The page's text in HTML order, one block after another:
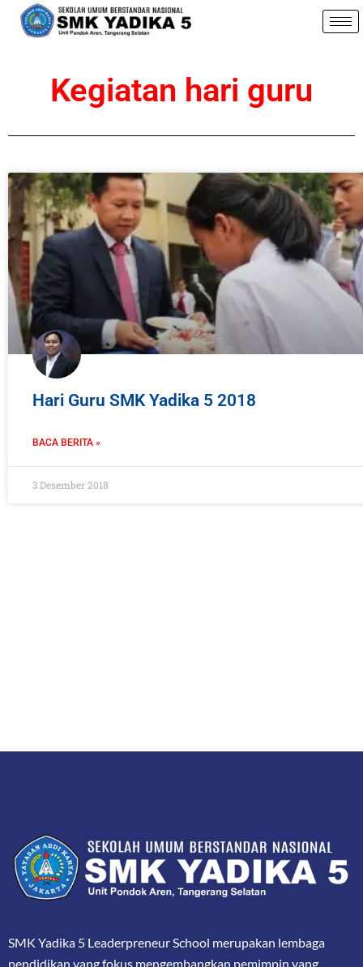
Kegiatan hari guru
Hari Guru SMK Yadika 5 2018
BACA BERITA »
3 Desember 2018
SMK Yadika 5 Leaderpreneur School merupakan lembaga
pendidikan yang fokus mengembangkan pemimpin yang